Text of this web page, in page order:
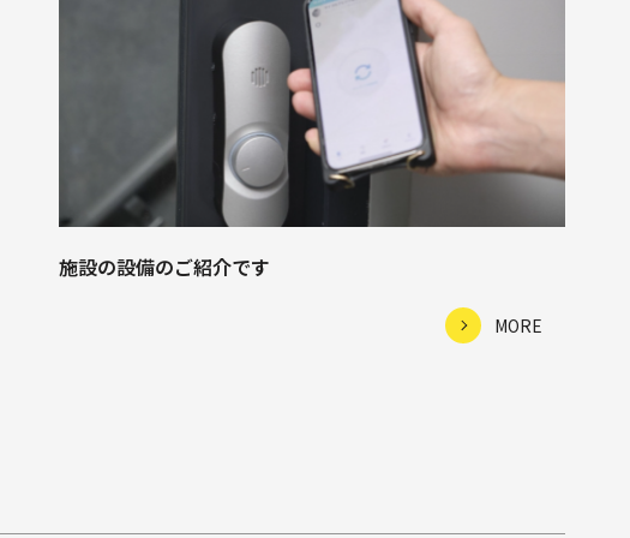
施設の設備のご紹介です
MORE